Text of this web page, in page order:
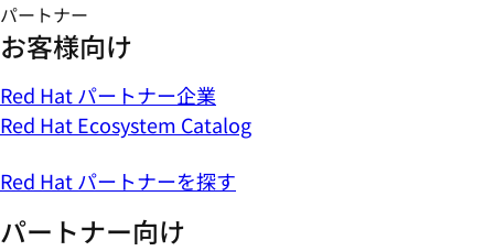
パートナー
お客様向け
Red Hat パートナー企業
Red Hat Ecosystem Catalog
Red Hat パートナーを探す
パートナー向け